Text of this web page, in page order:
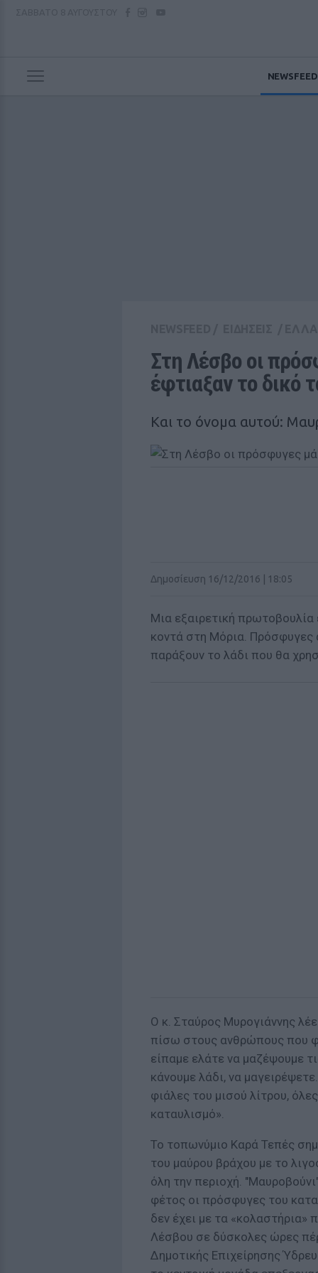
NEWSFEED
Στη Λέσβο οι
έφτιαξαν το δικό
Και το όνομα αυτού:
Δημοσίευση 16/12/2016 | 18:05
Μια εξαιρετική
κοντά στη Μόρια. Πρόσφυγες
παράξουν το λάδι που θα
Ο κ. Σταύρος Μυρογιάννης
πίσω στους ανθρώπους που
είπαμε ελάτε να μαζέψουμε
κάνουμε λάδι, να
φιάλες του μισού λίτρου,
καταυλισμό».
Το τοπωνύμιο Καρά Τεπές
του μαύρου βράχου με το
όλη την περιοχή.
φέτος οι πρόσφυγες του
δεν έχει με τα «κολαστήρια»
Λέσβου σε δύσκολες ώρες
Δημοτικής Επιχείρησης